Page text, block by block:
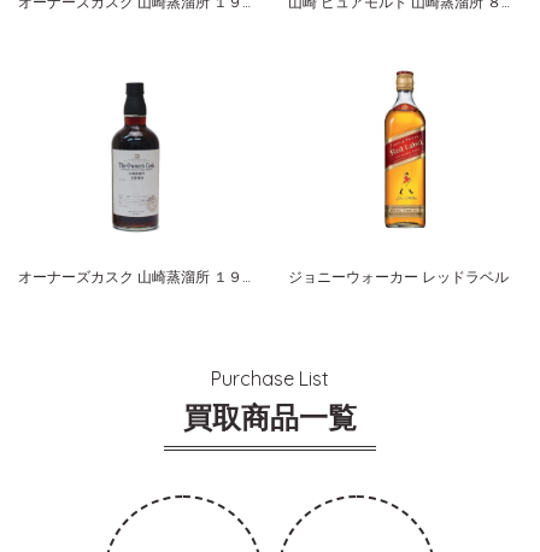
オーナーズカスク 山崎蒸溜所 １９９９-２００８ バーレル サントリーシングルカスクウイスキー ジョニーウォーカー レッドラベル
Purchase List
買取商品一覧